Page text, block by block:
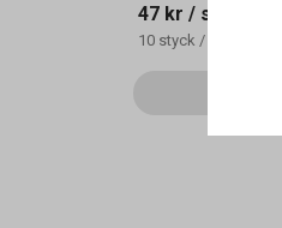
47 kr / styck
10 styck /